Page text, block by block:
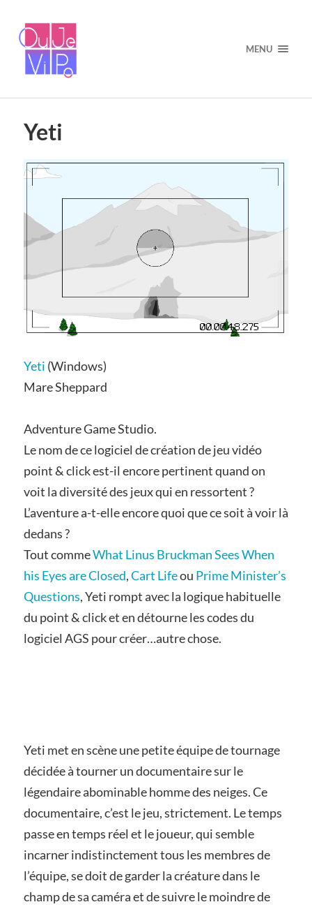
MENU
Yeti
Yeti (Windows)
Mare Sheppard
Adventure Game Studio.
Le nom de ce logiciel de création de jeu vidéo
point & click est-il encore pertinent quand on
voit la diversité des jeux qui en ressortent ?
L’aventure a-t-elle encore quoi que ce soit à voir là
dedans ?
Tout commeWhat Linus Bruckman Sees When
his Eyes are Closed,Cart Lifeou Prime Minister’s
Questions, Yeti rompt avec la logique habituelle
du point & click et en détourne les codes du
logiciel AGS pour créer…autre chose.
Yeti met en scène une petite équipe de tournage
décidée à tourner un documentaire sur le
légendaire abominable homme des neiges. Ce
documentaire, c’est le jeu, strictement. Le temps
passe en temps réel et le joueur, qui semble
incarner indistinctement tous les membres de
l’équipe, se doit de garder la créature dans le
champ de sa caméra et de suivre le moindre de